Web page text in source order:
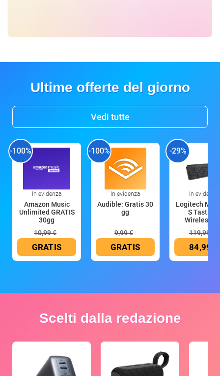
Ultime offerte del giorno
Vedi tutte
-100%
In evidenza
Amazon Music
Unlimited GRATIS
30gg
10,99 €
GRATIS
-100%
In evidenza
Audible: Gratis 30
gg
9,99 €
GRATIS
-29%
In evidenza
Logitech MX
S Tastiera
Wireless
119,99 €
84,99 €
Scelti dalla redazione